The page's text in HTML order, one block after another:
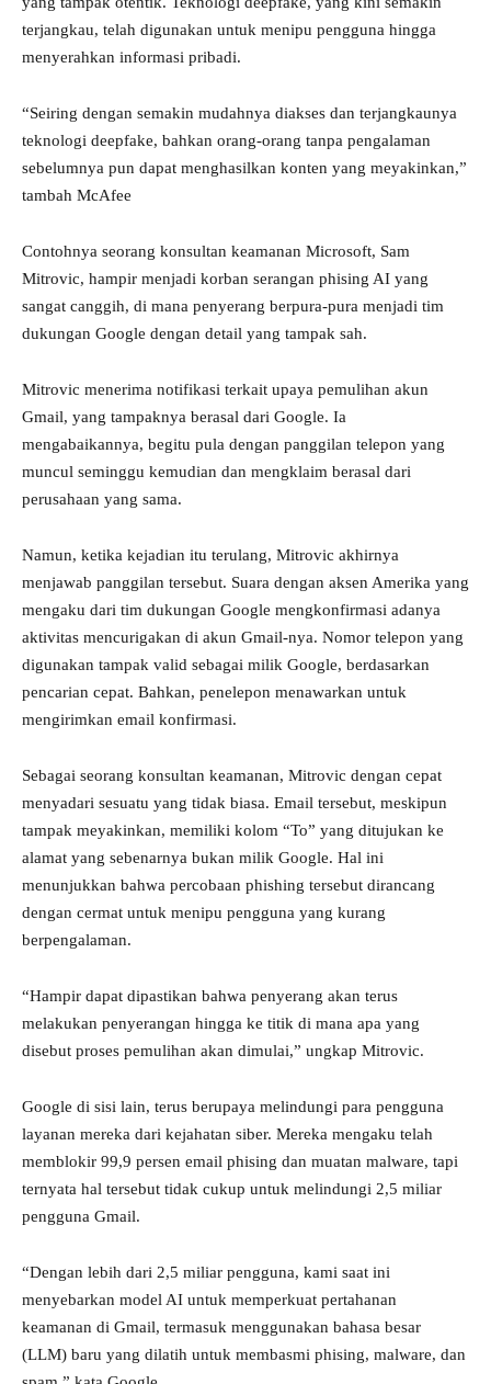
terjangkau, telah digunakan untuk menipu pengguna hingga
menyerahkan informasi pribadi.
“Seiring dengan semakin mudahnya diakses dan terjangkaunya
teknologi deepfake, bahkan orang-orang tanpa pengalaman
sebelumnya pun dapat menghasilkan konten yang meyakinkan,”
tambah McAfee
Contohnya seorang konsultan keamanan Microsoft, Sam
Mitrovic, hampir menjadi korban serangan phising AI yang
sangat canggih, di mana penyerang berpura-pura menjadi tim
dukungan Google dengan detail yang tampak sah.
Mitrovic menerima notifikasi terkait upaya pemulihan akun
Gmail, yang tampaknya berasal dari Google. Ia
mengabaikannya, begitu pula dengan panggilan telepon yang
muncul seminggu kemudian dan mengklaim berasal dari
perusahaan yang sama.
Namun, ketika kejadian itu terulang, Mitrovic akhirnya
menjawab panggilan tersebut. Suara dengan aksen Amerika yang
mengaku dari tim dukungan Google mengkonfirmasi adanya
aktivitas mencurigakan di akun Gmail-nya. Nomor telepon yang
digunakan tampak valid sebagai milik Google, berdasarkan
pencarian cepat. Bahkan, penelepon menawarkan untuk
mengirimkan email konfirmasi.
Sebagai seorang konsultan keamanan, Mitrovic dengan cepat
menyadari sesuatu yang tidak biasa. Email tersebut, meskipun
tampak meyakinkan, memiliki kolom “To” yang ditujukan ke
alamat yang sebenarnya bukan milik Google. Hal ini
menunjukkan bahwa percobaan phishing tersebut dirancang
dengan cermat untuk menipu pengguna yang kurang
berpengalaman.
“Hampir dapat dipastikan bahwa penyerang akan terus
melakukan penyerangan hingga ke titik di mana apa yang
disebut proses pemulihan akan dimulai,” ungkap Mitrovic.
Google di sisi lain, terus berupaya melindungi para pengguna
layanan mereka dari kejahatan siber. Mereka mengaku telah
memblokir 99,9 persen email phising dan muatan malware, tapi
ternyata hal tersebut tidak cukup untuk melindungi 2,5 miliar
pengguna Gmail.
“Dengan lebih dari 2,5 miliar pengguna, kami saat ini
menyebarkan model AI untuk memperkuat pertahanan
keamanan di Gmail, termasuk menggunakan bahasa besar
(LLM) baru yang dilatih untuk membasmi phising, malware, dan